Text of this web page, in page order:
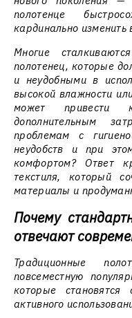
полотенце
кардинально
Многие
полотенец, которые
и неудобными в
высокой влажности
может привести
дополнительным
проблемам с
неудобств и при
комфортом? Ответ
текстиля, который
материалы и
Почему
отвечают
Традиционные
повсеместную
которые
активного